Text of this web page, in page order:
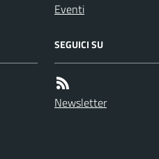
Eventi
SEGUICI SU
Newsletter